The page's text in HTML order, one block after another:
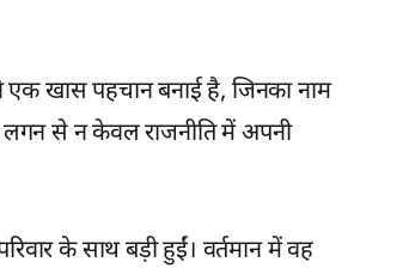
एक खास पहचान बनाई है, जिनका नाम
से न केवल राजनीति में अपनी
के साथ बड़ी हुईं। वर्तमान में वह